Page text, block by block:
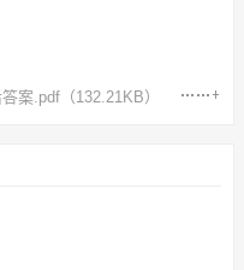
案.pdf （132.21KB）